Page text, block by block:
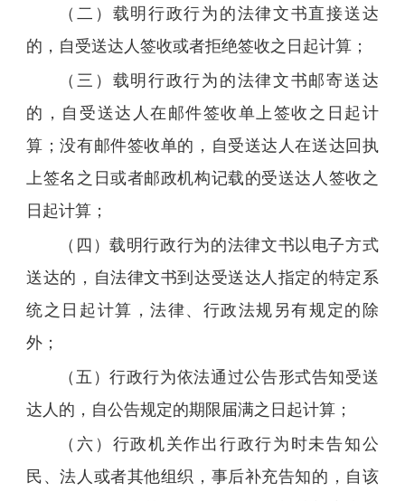
（二）载明行政行为的法律文书直接送达
的，自受送达人签收或者拒绝签收之日起计算；
（三）载明行政行为的法律文书邮寄送达
的，自受送达人在邮件签收单上签收之日起计
算；没有邮件签收单的，自受送达人在送达回执
上签名之日或者邮政机构记载的受送达人签收之
日起计算；
（四）载明行政行为的法律文书以电子方式
送达的，自法律文书到达受送达人指定的特定系
统之日起计算，法律、行政法规另有规定的除
外；
（五）行政行为依法通过公告形式告知受送
达人的，自公告规定的期限届满之日起计算；
（六）行政机关作出行政行为时未告知公
民、法人或者其他组织，事后补充告知的，自该